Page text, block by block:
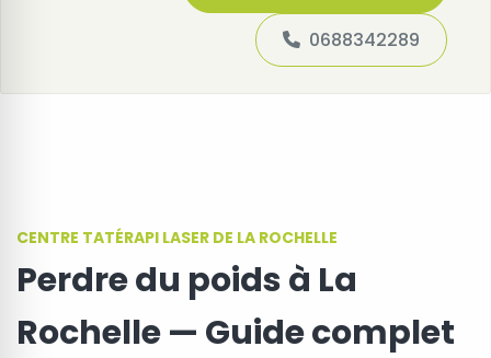
0688342289
CENTRE TATÉRAPI LASER DE LA ROCHELLE
Perdre du poids à La
Rochelle — Guide complet